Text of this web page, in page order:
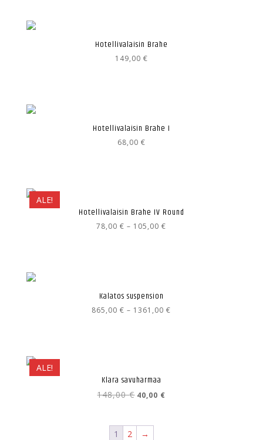
Hotellivalaisin Brahe
149,00 €
Hotellivalaisin Brahe I
68,00 €
ALE!
Hotellivalaisin Brahe IV Round
78,00€ – 105,00€
Kalatos suspension
865,00€ – 1361,00€
ALE!
Klara savuharmaa
148,00€ Alkuperäinen
hinta
40,00 €
1 2 →